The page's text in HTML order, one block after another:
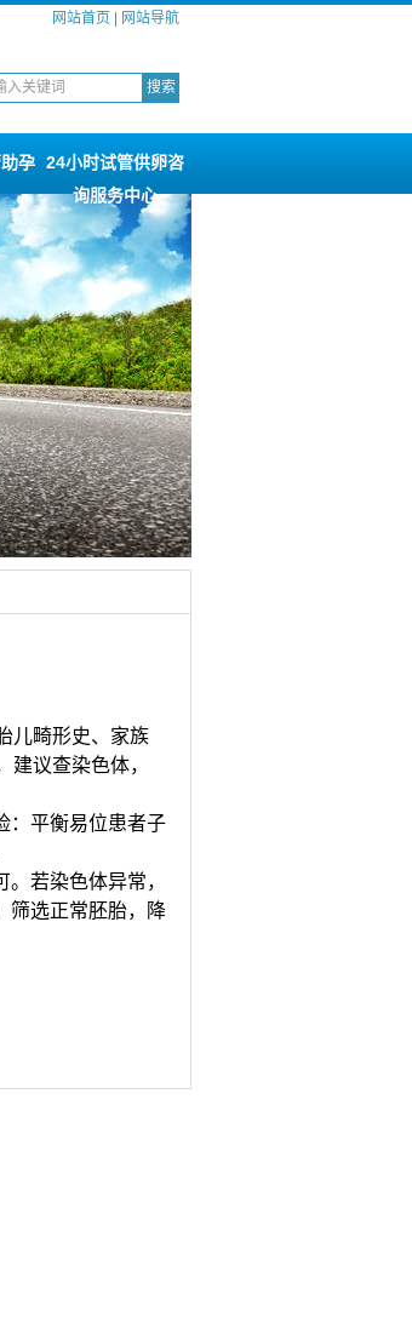
网站首页 网站导航
孕 24小时试管供卵咨
询服务中心
儿畸形史、家族
议查染色体，
：平衡易位患者子
若染色体异常，
筛选正常胚胎，降